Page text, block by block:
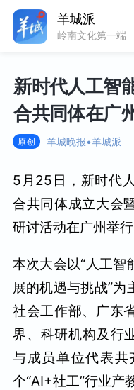
新时代人工智
合共同体在广
原创 羊城晚报•羊城派
5月25日，新时代
合共同体成立大会
研讨活动在广州举行
本次大会以“人工智
展的机遇与挑战”
社会工作部、广东
界、科研机构及行
与成员单位代表
个“AI+社工”行业产
羊城派
岭南文化第一端